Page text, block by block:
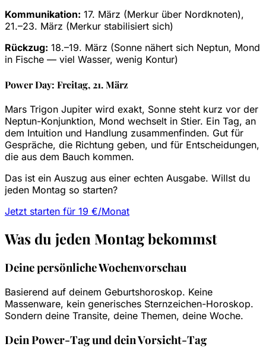
Kommunikation: 17. März (Merkur über Nordknoten),
21.–23. März (Merkur stabilisiert sich)
Rückzug: 18.–19. März (Sonne nähert sich Neptun, Mond
in Fische — viel Wasser, wenig Kontur)
Power Day: Freitag, 21. März
Mars Trigon Jupiter wird exakt, Sonne steht kurz vor der
Neptun-Konjunktion, Mond wechselt in Stier. Ein Tag, an
dem Intuition und Handlung zusammenfinden. Gut für
Gespräche, die Richtung geben, und für Entscheidungen,
die aus dem Bauch kommen.
Das ist ein Auszug aus einer echten Ausgabe. Willst du
jeden Montag so starten?
Jetzt starten für 19 €/Monat
Was du jeden Montag bekommst
Deine persönliche Wochenvorschau
Basierend auf deinem Geburtshoroskop. Keine
Massenware, kein generisches Sternzeichen-Horoskop.
Sondern deine Transite, deine Themen, deine Woche.
Dein Power-Tag und dein Vorsicht-Tag